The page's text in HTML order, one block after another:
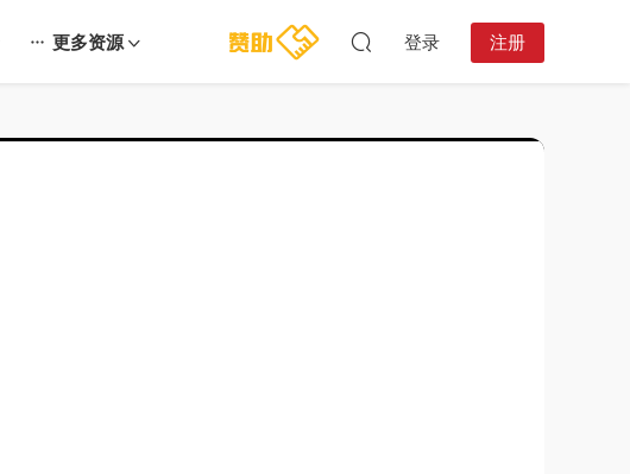
更多资源 登录 注册